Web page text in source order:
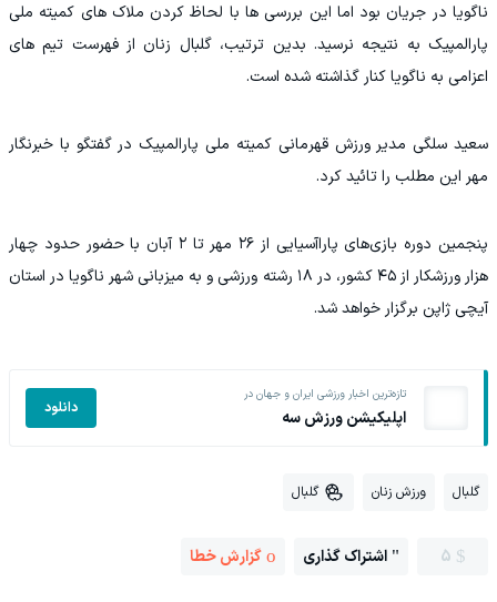
ناگویا در جریان بود اما این بررسی ها با لحاظ کردن ملاک های کمیته ملی
پارالمپیک به نتیجه نرسید. بدین ترتیب، گلبال زنان از فهرست تیم های
اعزامی به ناگویا کنار گذاشته شده است.
سعید سلگی مدیر ورزش قهرمانی کمیته ملی پارالمپیک در گفتگو با خبرنگار
مهر این مطلب را تائید کرد.
پنجمین دوره بازی‌های پاراآسیایی از ۲۶ مهر تا ۲ آبان با حضور حدود چهار
هزار ورزشکار از ۴۵ کشور، در ۱۸ رشته ورزشی و به میزبانی شهر ناگویا در استان
آیچی ژاپن برگزار خواهد شد.
تازه‌ترین اخبار ورزشی ایران و جهان در
اپلیکیشن ورزش سه دانلود
گلبال ورزش زنان گلبال
5 اشتراک گذاری گزارش خطا